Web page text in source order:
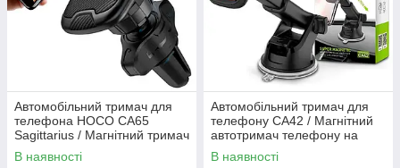
Автомобільний тримач для
телефона HOCO CA65
Sagittarius / Магнітний тримач
дефлектор / Автомобільний
холдер
В наявності
Автомобільний тримач для
телефону CA42 / Магнітний
автотримач телефону на
скло та панель
В наявності